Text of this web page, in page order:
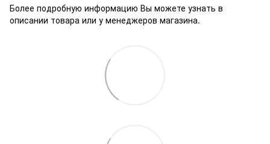
Более подробную информацию Вы можете узнать в
описании товара или у менеджеров магазина.